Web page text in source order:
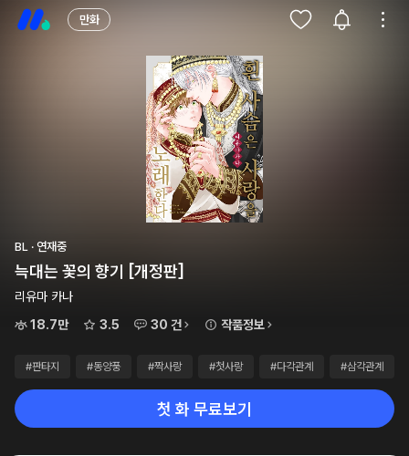
만화
BL · 연재중
늑대는 꽃의 향기 [개정판]
리유마 카나
18.7만
3.5 30 건 작품정보
#판타지 #동양풍 #짝사랑 #첫사랑 #다각관계 #삼각관계
첫 화 무료보기